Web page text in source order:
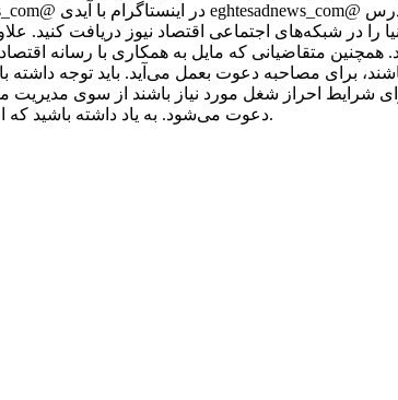
را در شبکه‌های اجتماعی اقتصاد نیوز دریافت کنید.
مطهری، بین میرزای شیرازی و سنایی، پلاک ۳۷۰ مراجعه نمایند. همچنین متقاضیانی
احراز شغل مورد نیاز باشند از سوی مدیریت
دعوت می‌شود. به یاد داشته باشید که اقتصاد نیوز با متقاضیان از طریق پیامک یا ایمیل تماس نمی‌گیرد.